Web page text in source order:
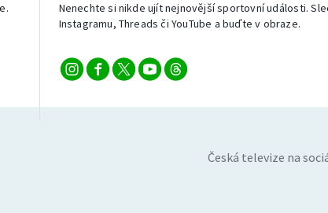
Nenechte si nikde ujít nejnovější sportovní události.
Instagramu, Threads či YouTube a buďte v obraze.
Česká televize na